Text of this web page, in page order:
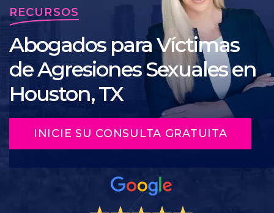
RECURSOS
Abogados para Víctimas
de Agresiones Sexuales en
Houston, TX
INICIE SU CONSULTA GRATUITA